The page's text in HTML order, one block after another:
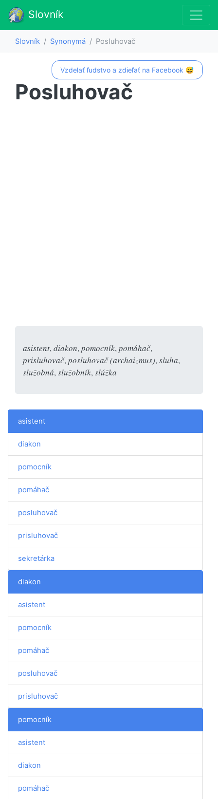
Slovník
Slovník Synonymá Posluhovač
Vzdelať ľudstvo a zdieľať na Facebook 😅
Posluhovač
asistent, diakon, pomocník, pomáhač,
prisluhovač, posluhovač (archaizmus), sluha,
služobná, služobník, slúžka
asistent
diakon
pomocník
pomáhač
posluhovač
prisluhovač
sekretárka
diakon
asistent
pomocník
pomáhač
posluhovač
prisluhovač
pomocník
asistent
diakon
pomáhač